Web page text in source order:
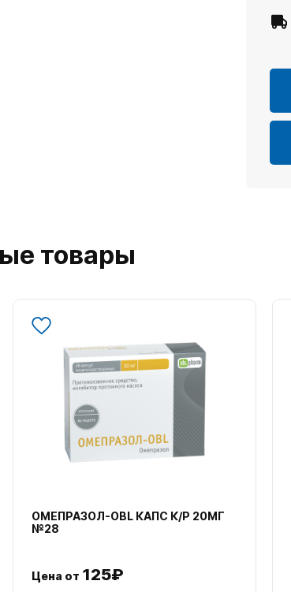
товары
ОМЕПРАЗОЛ-OBL КАПС К/Р 20МГ
№28
Цена от 125₽